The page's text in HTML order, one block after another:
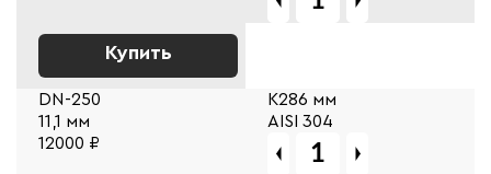
Купить
DN-250
К286 мм
11,1 мм
AISI 304
12000 ₽